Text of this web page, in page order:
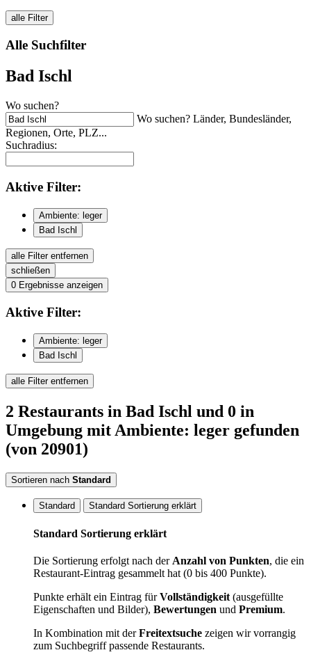
alle Filter
Alle Suchfilter
Bad Ischl
Wo suchen?
Wo suchen? Länder, Bundesländer,
Regionen, Orte, PLZ...
Suchradius:
Aktive Filter:
Ambiente: leger
Bad Ischl
alle Filter entfernen
schließen
0 Ergebnisse anzeigen
Aktive Filter:
Ambiente: leger
Bad Ischl
alle Filter entfernen
2 Restaurants in Bad Ischl und 0 in
Umgebung mit Ambiente: leger gefunden
(von 20901)
Sortieren nach Standard
Standard Standard Sortierung erklärt
Standard Sortierung erklärt
Die Sortierung erfolgt nach derAnzahl von Punkten, die ein
Restaurant-Eintrag gesammelt hat (0 bis 400 Punkte).
Punkte erhält ein Eintrag fürVollständigkeit(ausgefüllte
Eigenschaften und Bilder), Bewertungen und Premium.
In Kombination mit derFreitextsuche zeigen wir vorrangig
zum Suchbegriff passende Restaurants.